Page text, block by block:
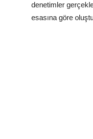
denetimler
esasına göre